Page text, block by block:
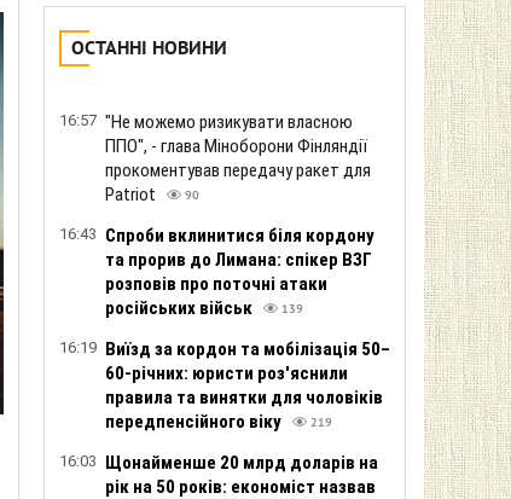
ОСТАННІ НОВИНИ
16:57 "Не можемо ризикувати власною
ППО", - глава Міноборони Фінляндії
прокоментував передачу ракет для
Patriot
90
16:43 Спроби вклинитися біля кордону
та прорив до Лимана: спікер ВЗГ
розповів про поточні атаки
російських військ
139
16:19 Виїзд за кордон та мобілізація 50–
60-річних: юристи роз'яснили
правила та винятки для чоловіків
передпенсійного віку
219
16:03 Щонайменше 20 млрд доларів на
рік на 50 років: економіст назвав